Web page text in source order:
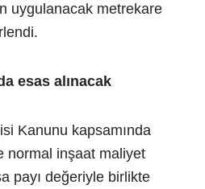
uygulanacak metrekare
esas alınacak
Kanunu kapsamında
normal inşaat maliyet
payı değeriyle birlikte